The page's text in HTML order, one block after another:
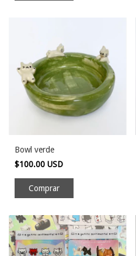
Bowl verde
$100.00 USD